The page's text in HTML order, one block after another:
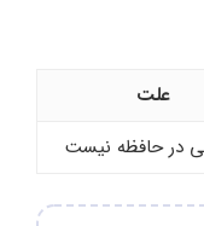
علت
در حافظه نیست